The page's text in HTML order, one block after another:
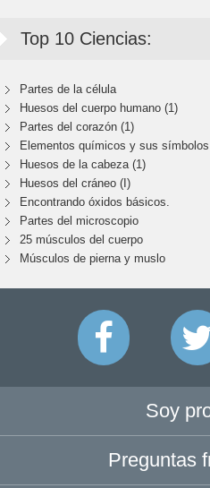
Top 10 Ciencias:
Partes de la célula
Huesos del cuerpo humano (1)
Partes del corazón (1)
Elementos químicos y sus
Huesos de la cabeza (1)
Huesos del cráneo (I)
Encontrando óxidos básicos.
Partes del microscopio
25 músculos del cuerpo
Músculos de pierna y muslo
Soy
Preguntas